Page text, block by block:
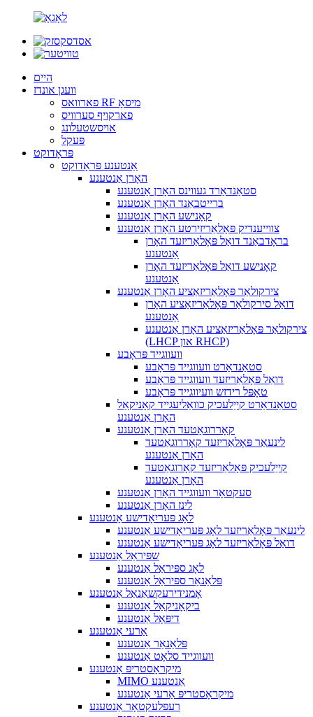
היים
וועגן אונדז
פארוואס RF מיסאָ
פארקויף סערוויס
אויסשטעלונג
פּעקל
פּראָדוקט
אַנטענע פּראָדוקט
האָרן אַנטענע
סטאַנדאַרד געווינס האָרן אַנטענע
ברייטבאַנד האָרן אַנטענע
קאָנישע האָרן אַנטענע
צווייענדיק פּאָלאַריזירטע האָרן אַנטענע
בראָדבאַנד דואַל פּאָלאַריזעד האָרן
אַנטענע
קאָנישע דואַל פּאָלאַריזעד האָרן
אַנטענע
צירקולאַר פּאָלאַריזאַציע האָרן אַנטענע
דואַל סירקולאַר פּאָלאַריזאַציע האָרן
אַנטענע
צירקולאַר פּאָלאַריזאַציע האָרן אַנטענע
(LHCP און RHCP)
וועווגייד פּראָבע
סטאַנדאַרט וועווגייד פּראָבע
דואַל פּאָלאַריזעד וועווגייד פּראָבע
טאָפּל רידזש וועיווגייד פּראָבע
סטאַנדאַרט קייַלעכיק כוואַליעגייד קאָניקאַל
האָרן אַנטענע
קאָררוגאַטעד האָרן אַנטענע
לינעאַר פּאָלאַריזעד קאָררוגאַטעד
האָרן אַנטענע
קייַלעכיק פּאָלאַריזעד קאָרוגאַטעד
האָרן אַנטענע
סעקטאָר וועווגייד האָרן אַנטענע
לינז האָרן אַנטענע
לאָג פּעריִאָדישע אַנטענע
לינעאַר פּאָלאַריזעד לאָג פּעריאָדישע אַנטענע
דואַל פּאָלאַריזעד לאָג פּעריאָדישע אַנטענע
שפּיראַל אַנטענע
לאָג ספּיראַל אַנטענע
פּלאַנאַר ספּיראַל אַנטענע
אָמנידירעקשאַנאַל אַנטענע
ביקאָניקאַל אַנטענע
דיפּאָל אַנטענע
אַרעי אַנטענע
פּלאַנאַר אַנטענע
וועווגייד סלאָט אַנטענע
מיקראָסטריפּ אַנטענע
MIMO אַנטענע
מיקראָסטריפּ אַרעי אַנטענע
רעפלעקטאָר אַנטענע